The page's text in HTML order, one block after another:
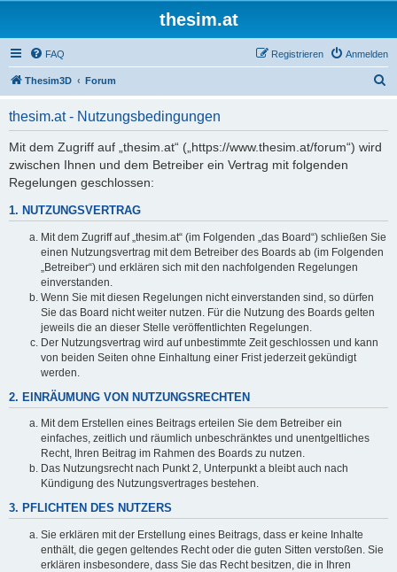
thesim.at
FAQ Anmelden
Registrieren
Thesim3D Forum
thesim.at - Nutzungsbedingungen
Mit dem Zugriff auf „thesim.at“ („https://www.thesim.at/forum“) wird
zwischen Ihnen und dem Betreiber ein Vertrag mit folgenden
Regelungen geschlossen:
1. NUTZUNGSVERTRAG
Mit dem Zugriff auf „thesim.at“ (im Folgenden „das Board“) schließen Sie
einen Nutzungsvertrag mit dem Betreiber des Boards ab (im Folgenden
„Betreiber“) und erklären sich mit den nachfolgenden Regelungen
einverstanden.
Wenn Sie mit diesen Regelungen nicht einverstanden sind, so dürfen
Sie das Board nicht weiter nutzen. Für die Nutzung des Boards gelten
jeweils die an dieser Stelle veröffentlichten Regelungen.
Der Nutzungsvertrag wird auf unbestimmte Zeit geschlossen und kann
von beiden Seiten ohne Einhaltung einer Frist jederzeit gekündigt
werden.
2. EINRÄUMUNG VON NUTZUNGSRECHTEN
Mit dem Erstellen eines Beitrags erteilen Sie dem Betreiber ein
einfaches, zeitlich und räumlich unbeschränktes und unentgeltliches
Recht, Ihren Beitrag im Rahmen des Boards zu nutzen.
Das Nutzungsrecht nach Punkt 2, Unterpunkt a bleibt auch nach
Kündigung des Nutzungsvertrages bestehen.
3. PFLICHTEN DES NUTZERS
Sie erklären mit der Erstellung eines Beitrags, dass er keine Inhalte
enthält, die gegen geltendes Recht oder die guten Sitten verstoßen. Sie
erklären insbesondere, dass Sie das Recht besitzen, die in Ihren